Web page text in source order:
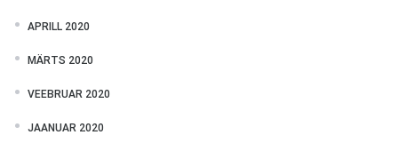
APRILL 2020
MÄRTS 2020
VEEBRUAR 2020
JAANUAR 2020